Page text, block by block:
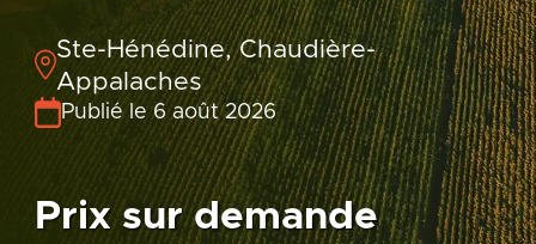
Ste-Hénédine, Chaudière-
Appalaches
Publié le 6 août 2026
Prix sur demande